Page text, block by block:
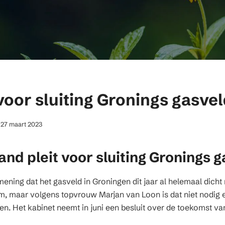
sluiting Gronings
27 maart 2023
pleit voor sluiting Gronings
dat het gasveld in Groningen dit jaar al helemaal
maar volgens topvrouw Marjan van Loon is dat niet nodig
Het kabinet neemt in juni een besluit over de toekomst